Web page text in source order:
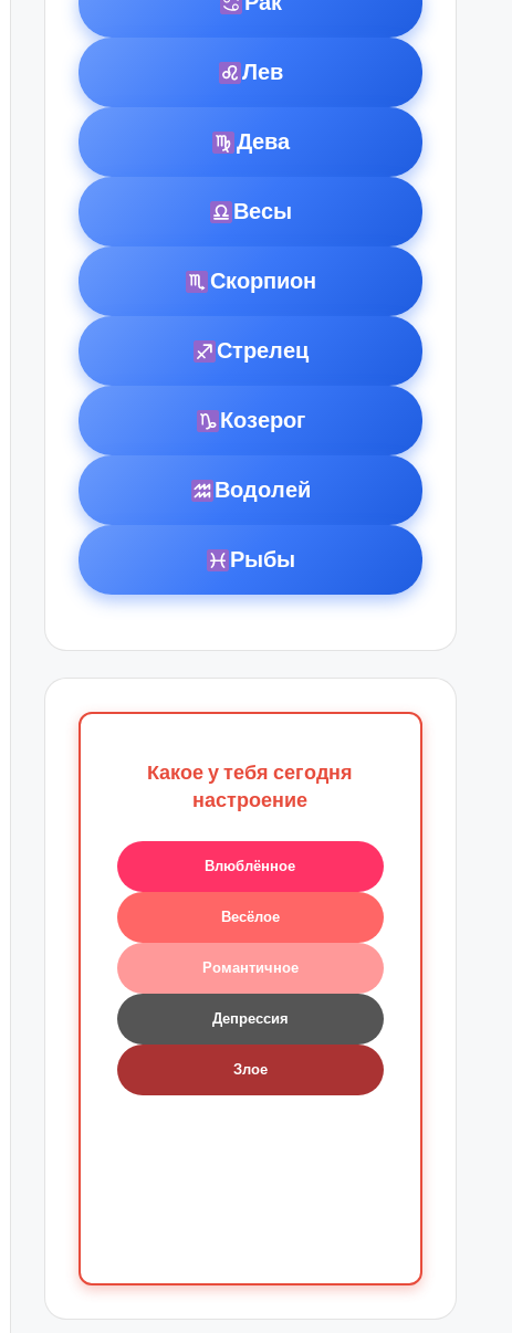
Лев
Дева
Весы
Скорпион
Стрелец
Козерог
Водолей
Рыбы
Какое у тебя сегодня
настроение
Влюблённое
Весёлое
Романтичное
Депрессия
Злое